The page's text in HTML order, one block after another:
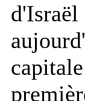
d'Israël